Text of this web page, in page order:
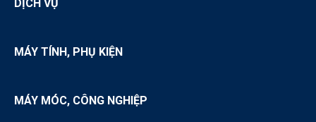
DỊCH VỤ
MÁY TÍNH, PHỤ KIỆN
MÁY MÓC, CÔNG NGHIỆP